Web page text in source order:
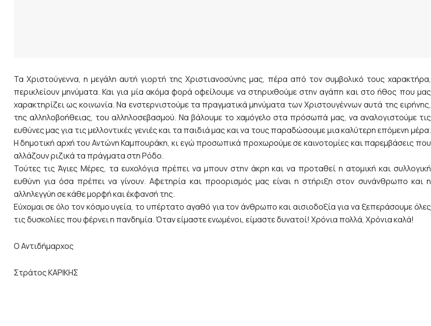
Τα Χριστούγεννα, η μεγάλη αυτή γιορτή της Χριστιανοσύνης μας, πέρα από τον συμβολικό τους χαρακτήρα,
περικλείουν μηνύματα. Και για μία ακόμα φορά οφείλουμε να στηριχθούμε στην αγάπη και στο ήθος που μας
χαρακτηρίζει ως κοινωνία. Να ενστερνιστούμε τα πραγματικά μηνύματα των Χριστουγέννων αυτά της ειρήνης,
της αλληλοβοήθειας, του αλληλοσεβασμού. Να βάλουμε το χαμόγελο στα πρόσωπά μας, να αναλογιστούμε τις
ευθύνες μας για τις μελλοντικές γενιές και τα παιδιά μας και να τους παραδώσουμε μια καλύτερη επόμενη μέρα.
Η δημοτική αρχή του Αντώνη Καμπουράκη, κι εγώ προσωπικά προχωρούμε σε καινοτομίες και παρεμβάσεις που
αλλάζουν ριζικά τα πράγματα στη Ρόδο.
Τούτες τις Άγιες Μέρες, τα ευχολόγια πρέπει να μπουν στην άκρη και να προταθεί η ατομική και συλλογική
ευθύνη για όσα πρέπει να γίνουν. Αφετηρία και προορισμός μας είναι η στήριξη στον συνάνθρωπο και η
αλληλεγγύη σε κάθε μορφή και έκφανσή της.
Εύχομαι σε όλο τον κόσμο υγεία, το υπέρτατο αγαθό για τον άνθρωπο και αισιοδοξία για να ξεπεράσουμε όλες
τις δυσκολίες που φέρνει η πανδημία. Όταν είμαστε ενωμένοι, είμαστε δυνατοί! Χρόνια πολλά, Χρόνια καλά!
Ο Αντιδήμαρχος
Στράτος ΚΑΡΙΚΗΣ